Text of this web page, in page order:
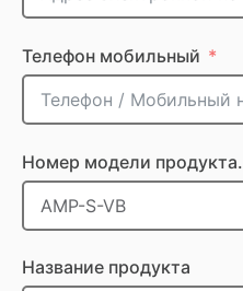
Телефон мобильный
Номер модели продукта.
Название продукта